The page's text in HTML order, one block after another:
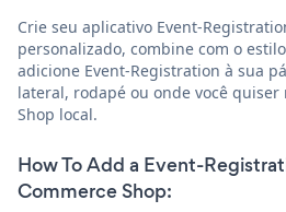
Crie seu aplicativo Event-
personalizado, combine com o
adicione Event-Registration à sua
lateral, rodapé ou onde você quiser
Shop local.
How To Add a Event-
Commerce Shop: